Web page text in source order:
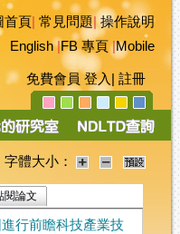
首頁 常見問題|操作說明
English|FB 專頁|Mobile
免費會員 登入 註冊
字體大小：
閱論文
行前瞻科技產業技